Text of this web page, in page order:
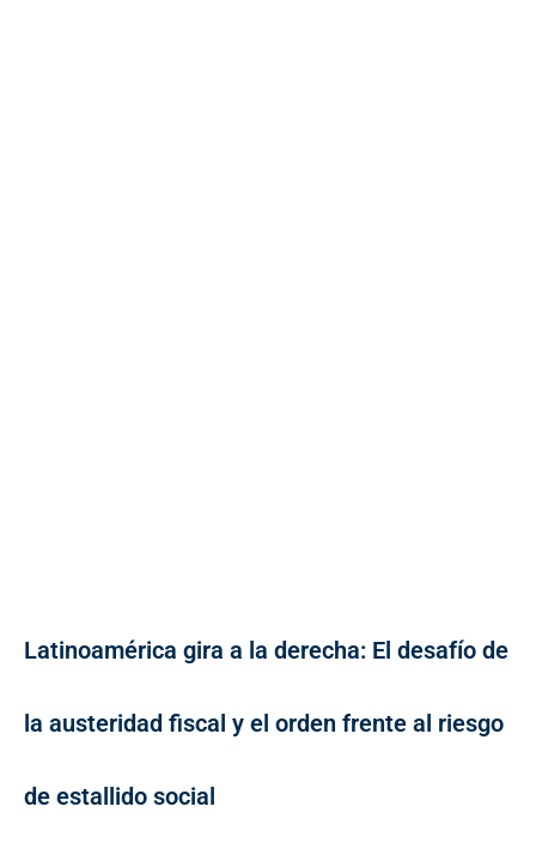
Latinoamérica gira a la derecha: El desafío de
la austeridad fiscal y el orden frente al riesgo
de estallido social